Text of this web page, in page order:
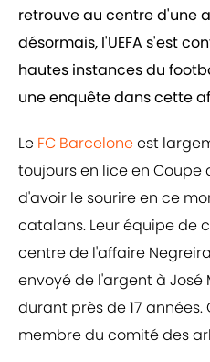
retrouve au centre d'une
désormais, l'UEFA s'est
hautes instances du
une enquête dans cette
Le FC Barceloneest
toujours en lice en Coupe
d'avoir le sourire en ce
catalans. Leur équipe de
centre de l'affaire
envoyé de l'argent à José
durant près de 17
membre du comité des